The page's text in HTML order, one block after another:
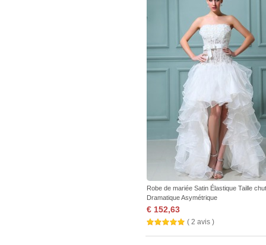
Robe de mariée Satin Élastique Taille
Dramatique Asymétrique
€ 152,63
( 2 avis )